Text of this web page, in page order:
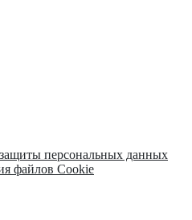
персональных данных
файлов Cookie